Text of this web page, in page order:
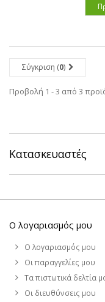
Σύγκριση (0)
Προβολή 1 - 3 από 3
Κατασκευαστές
Ο λογαριασμός μου
Ο λογαριασμός μου
Οι παραγγελίες μου
Τα πιστωτικά δελτία
Οι διευθύνσεις μου